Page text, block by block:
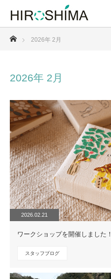
ホーム
2026年 2月
2026年 2月
2026.02.21
ワークショップを開催しました！
スタッフブログ